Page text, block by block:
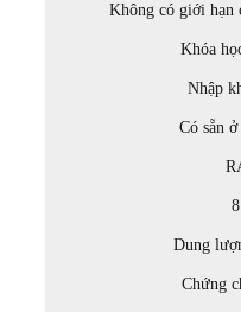
Không có giới hạn
Khóa
Nhập
Có sẵn
Dung
Chứng